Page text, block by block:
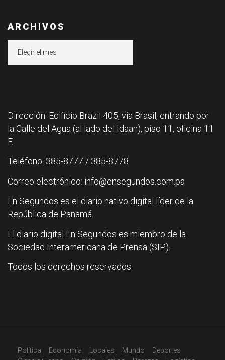
ARCHIVOS
Dirección: Edificio Brazil 405, vía Brasil, entrando por
la Calle del Agua (al lado del Idaan), piso 11, oficina 11
F.
Teléfono: 385-8777 / 385-8778
Correo electrónico: info@ensegundos.com.pa
En Segundos es el diario nativo digital líder de la
República de Panamá.
El diario digital En Segundos es miembro de la
Sociedad Interamericana de Prensa (SIP).
Todos los derechos reservados.
Política Economía Locales Mundo
Deportes